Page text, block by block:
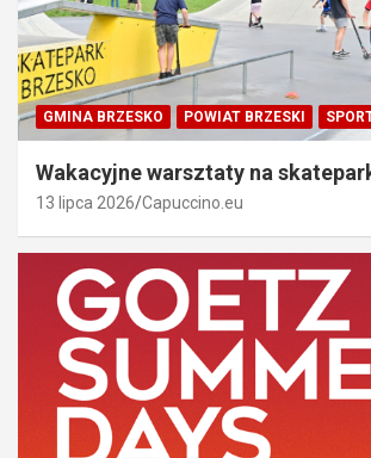
GMINA BRZESKO POWIAT BRZESKI
Wakacyjne warsztaty na
13 lipca 2026 Capuccino.eu